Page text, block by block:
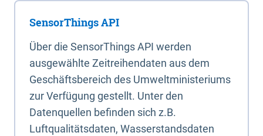
SensorThings API
Über die SensorThings API werden
ausgewählte Zeitreihendaten aus dem
Geschäftsbereich des Umweltministeriums
zur Verfügung gestellt. Unter den
Datenquellen befinden sich z.B.
Luftqualitätsdaten, Wasserstandsdaten